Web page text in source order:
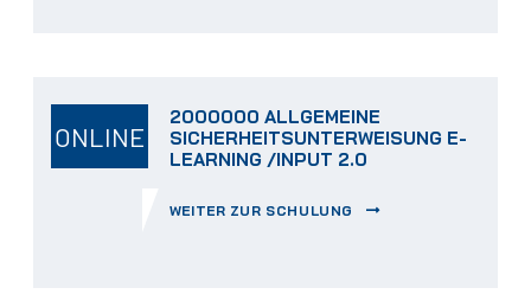
ONLINE
2000000 ALLGEMEINE
SICHERHEITSUNTERWEISUNG E-
LEARNING /INPUT 2.0
WEITER ZUR SCHULUNG